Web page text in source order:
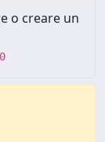
o creare un